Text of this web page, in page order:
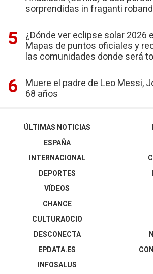
sorprendidas in fraganti
¿Dónde ver eclipse solar 2026
Mapas de puntos oficiales y
las comunidades donde será
Muere el padre de Leo Messi,
68 años
ÚLTIMAS NOTICIAS
ESPAÑA
INTERNACIONAL
DEPORTES
VÍDEOS
CHANCE
CULTURAOCIO
DESCONECTA
EPDATA.ES
INFOSALUS